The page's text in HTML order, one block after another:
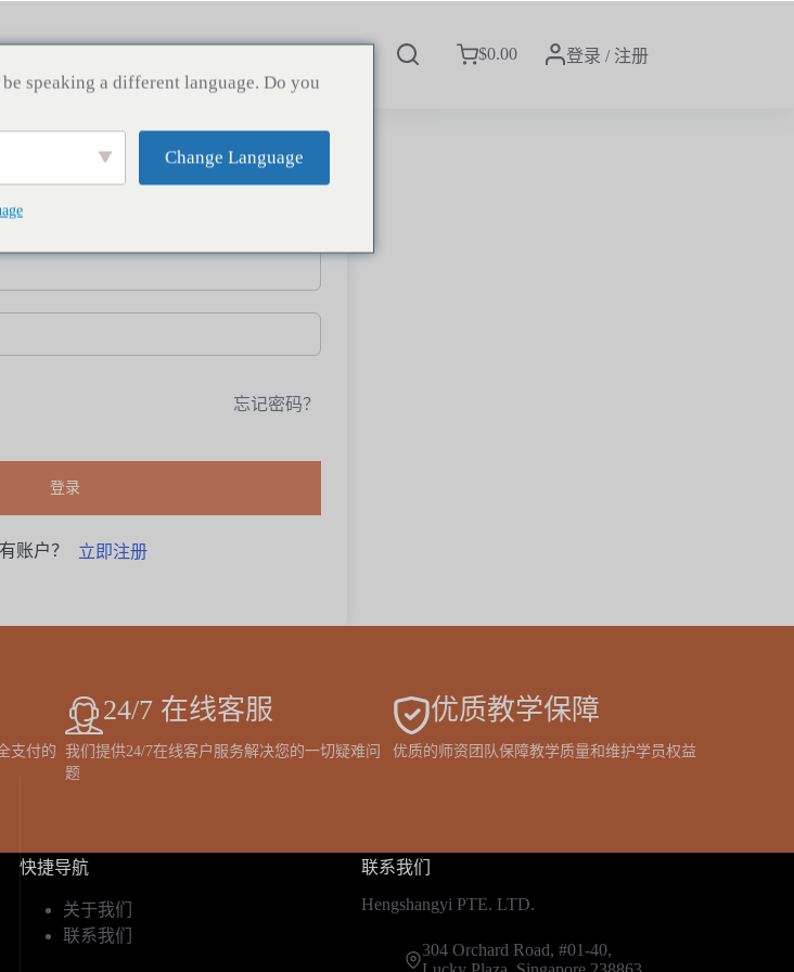
$0.00 登录 / 注册
忘记密码？
登录
账户？ 立即注册
支付的
24/7 在线客服
我们提供24/7在线客户服务解决您的一切疑难问
题
优质教学保障
优质的师资团队保障教学质量和维护学员权益
快捷导航
关于我们
联系我们
联系我们
Hengshangyi PTE. LTD.
304 Orchard Road, #01-40,
speaking a different language. Do you
Change Language